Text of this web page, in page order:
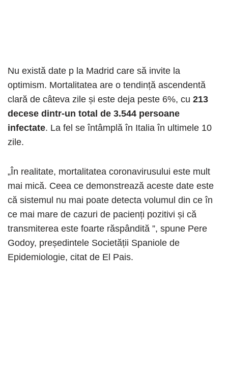
Nu există date p la Madrid care să invite la
optimism. Mortalitatea are o tendință ascendentă
clară de câteva zile și este deja peste 6%, cu 213
decese dintr-un total de 3.544 persoane
infectate. La fel se întâmplă în Italia în ultimele 10
zile.
„În realitate, mortalitatea coronavirusului este mult
mai mică. Ceea ce demonstrează aceste date este
că sistemul nu mai poate detecta volumul din ce în
ce mai mare de cazuri de pacienți pozitivi și că
transmiterea este foarte răspândită ”, spune Pere
Godoy, președintele Societății Spaniole de
Epidemiologie, citat de El Pais.